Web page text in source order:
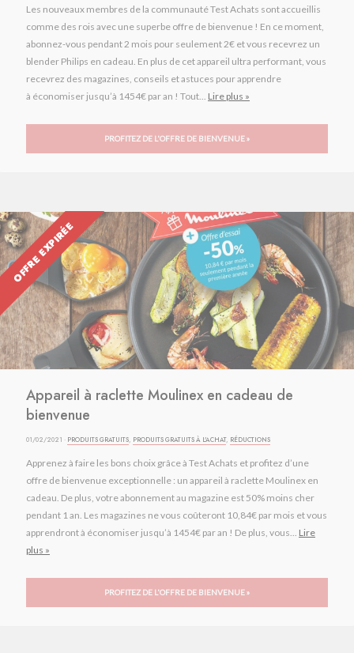
Les nouveaux membres de la communauté Test Achats sont accueillis
comme des rois avec une superbe offre de bienvenue ! En ce moment,
abonnez-vous pendant 2 mois pour seulement 2€ et vous recevrez un
blender Philips en cadeau. En plus de cet appareil ultra performant, vous
recevrez des magazines, conseils et astuces pour apprendre
à économiser jusqu’à 1454€ par an ! Tout... Lire plus »
PROFITEZ DE L'OFFRE DE BIENVENUE »
OFFRE EXPIRÉE
Appareil à raclette Moulinex en cadeau de
bienvenue
01/02/2021 · PRODUITS GRATUITS, PRODUITS GRATUITS À L'ACHAT, RÉDUCTIONS
Apprenez à faire les bons choix grâce à Test Achats et profitez d’une
offre de bienvenue exceptionnelle : un appareil à raclette Moulinex en
cadeau. De plus, votre abonnement au magazine est 50% moins cher
pendant 1 an. Les magazines ne vous coûteront 10,84€ par mois et vous
apprendront à économiser jusqu’à 1454€ par an ! De plus, vous... Lire
plus »
PROFITEZ DE L'OFFRE DE BIENVENUE »